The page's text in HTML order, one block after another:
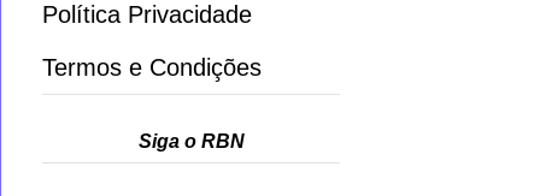
Política Privacidade
Termos e Condições
Siga o RBN